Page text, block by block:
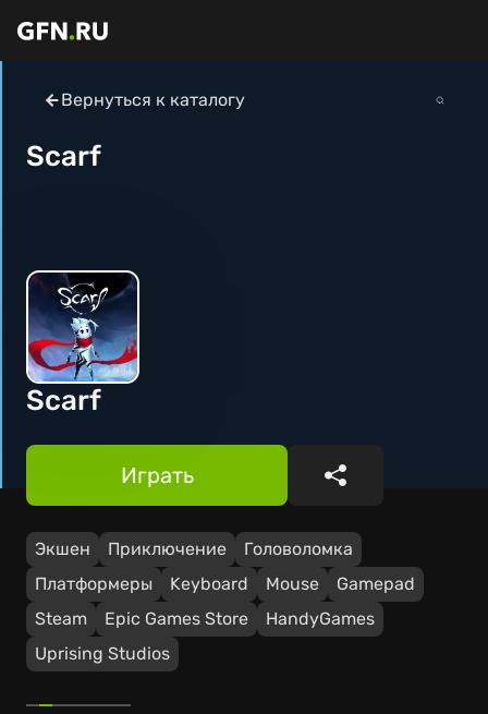
Вернуться к каталогу
Scarf
Scarf
Экшен Приключение
Головоломка
Платформеры
Keyboard Mouse
Gamepad
Steam
Epic Games Store
HandyGames
Uprising Studios
Играть Поделиться